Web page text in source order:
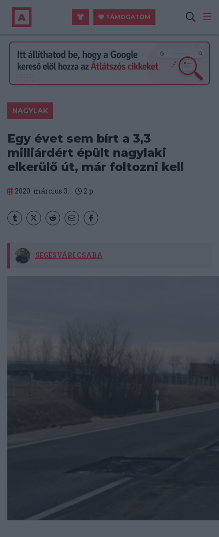
TÁMOGATOM
NAGYLAK
Egy évet sem bírt a 3,3
milliárdért épült nagylaki
elkerülő út, már foltozni kell
2020. március 3. 2 p
SEGESVÁRI CSABA